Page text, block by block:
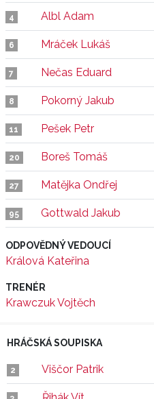
4 Albl Adam
6 Mráček Lukáš
7 Nečas Eduard
8 Pokorný Jakub
11 Pešek Petr
20 Boreš Tomáš
27 Matějka Ondřej
95 Gottwald Jakub
ODPOVĚDNÝ VEDOUCÍ
Králová Kateřina
TRENÉR
Krawczuk Vojtěch
HRÁČSKÁ SOUPISKA
2 Viščor Patrik